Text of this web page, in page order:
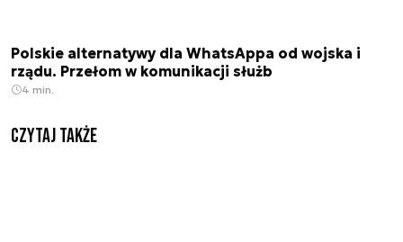
Polskie alternatywy dla WhatsAppa od wojska i
rządu. Przełom w komunikacji służb
4 min.
Czytaj także